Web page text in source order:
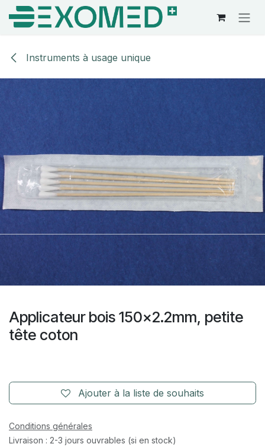
Se rendre au contenu
Instruments à usage unique
Applicateur bois 150x2.2mm, petite
tête coton
Ajouter à la liste de souhaits
Conditions générales
Livraison : 2-3 jours ouvrables (si en stock)